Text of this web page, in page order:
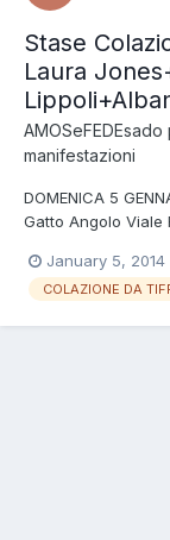
Stase
Laura
AMOSeFEDEsado
manifestazioni
DOMENICA 5
Gatto Angolo Viale
JONES RALF
GIAVA ANDREA
January 5, 2014
COLAZIONE DA